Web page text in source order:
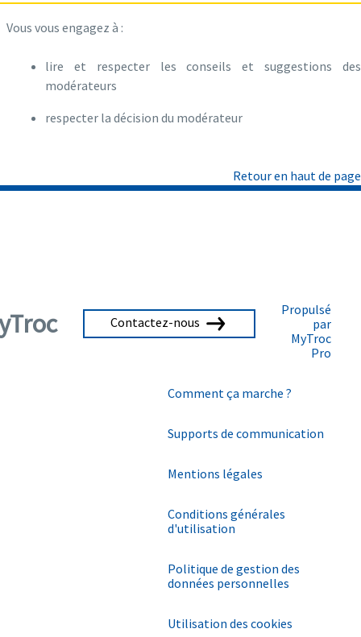
Vous vous engagez à :
lire et respecter les conseils et suggestions des
modérateurs
respecter la décision du modérateur
Retour en haut de page
Contactez-nous
Propulsé
par
MyTroc
Pro
Comment ça marche ?
Supports de communication
Mentions légales
Conditions générales
d'utilisation
Politique de gestion des
données personnelles
Utilisation des cookies